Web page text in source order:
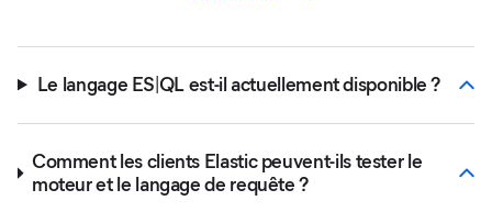
Le langage ES|QL est-il actuellement disponible ?
Comment les clients Elastic peuvent-ils tester le
moteur et le langage de requête ?